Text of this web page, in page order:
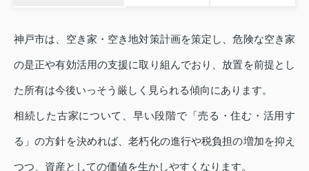
神戸市は、空き家・空き地対策計画を策定し、危険な空き家
の是正や有効活用の支援に取り組んでおり、放置を前提とし
た所有は今後いっそう厳しく見られる傾向にあります。
相続した古家について、早い段階で「売る・住む・活用す
る」の方針を決めれば、老朽化の進行や税負担の増加を抑え
つつ、資産としての価値を生かしやすくなります。